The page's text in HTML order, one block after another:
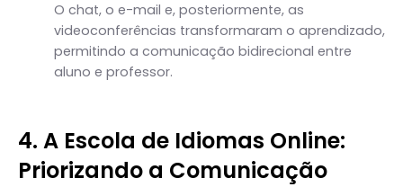
O chat, o e-mail e, posteriormente, as
videoconferências transformaram o aprendizado,
permitindo a comunicação bidirecional entre
aluno e professor.
4. A Escola de Idiomas Online:
Priorizando a Comunicação